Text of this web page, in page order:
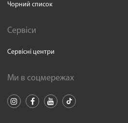
Чорний список
Сервіси
Сервісні центри
Ми в соцмережах